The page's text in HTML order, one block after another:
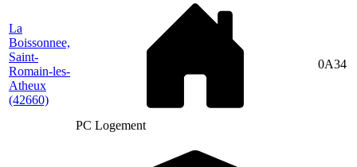
La
Boissonnee,
Saint-
Romain-les-
Atheux
(42660)
PC Logement
0A34